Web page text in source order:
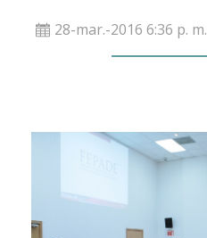
28-mar.-2016 6:36 p. m.